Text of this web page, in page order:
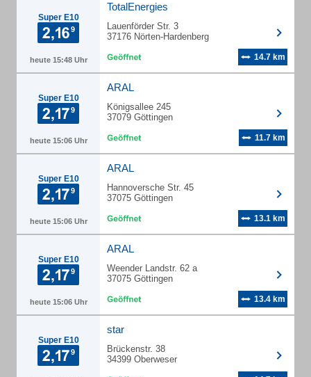
Super E10
heute 15:48 Uhr
TotalEnergies
Lauenförder Str. 3
37176 Nörten-Hardenberg
14.7 km
Super E10
heute 15:06 Uhr
ARAL
Königsallee 245
37079 Göttingen
11.7 km
Super E10
heute 15:06 Uhr
ARAL
Hannoversche Str. 45
37075 Göttingen
13.1 km
Super E10
heute 15:06 Uhr
ARAL
Weender Landstr. 62 a
37075 Göttingen
13.4 km
Super E10
star
Brückenstr. 38
34399 Oberweser